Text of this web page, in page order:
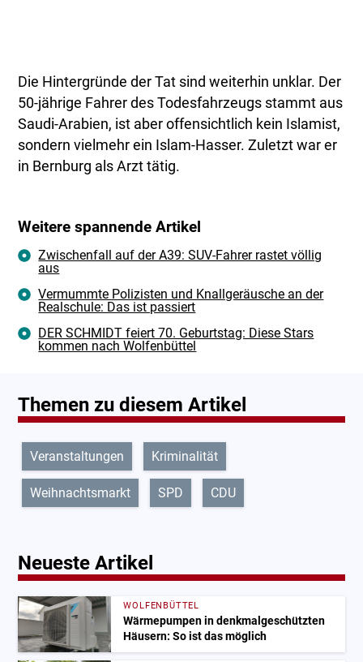
Die Hintergründe der Tat sind weiterhin unklar. Der
50-jährige Fahrer des Todesfahrzeugs stammt aus
Saudi-Arabien, ist aber offensichtlich kein Islamist,
sondern vielmehr ein Islam-Hasser. Zuletzt war er
in Bernburg als Arzt tätig.
Weitere spannende Artikel
Zwischenfall auf der A39: SUV-Fahrer rastet völlig
aus
Vermummte Polizisten und Knallgeräusche an der
Realschule: Das ist passiert
DER SCHMIDT feiert 70. Geburtstag: Diese Stars
kommen nach Wolfenbüttel
Themen zu diesem Artikel
Veranstaltungen Kriminalität
Weihnachtsmarkt SPD CDU
Neueste Artikel
WOLFENBÜTTEL
Wärmepumpen in denkmalgeschützten
Häusern: So ist das möglich